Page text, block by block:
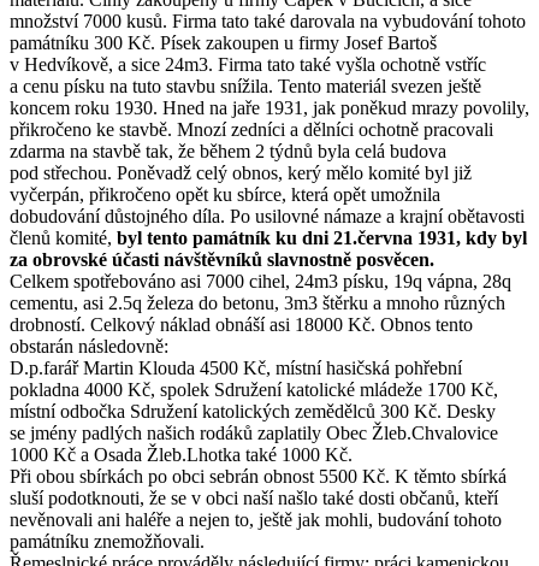
množství 7000 kusů. Firma tato také darovala na vybudování tohoto
památníku 300 Kč. Písek zakoupen u firmy Josef Bartoš
v Hedvíkově, a sice 24m3. Firma tato také vyšla ochotně vstříc
a cenu písku na tuto stavbu snížila. Tento materiál svezen ještě
koncem roku 1930. Hned na jaře 1931, jak poněkud mrazy povolily,
přikročeno ke stavbě. Mnozí zedníci a dělníci ochotně pracovali
zdarma na stavbě tak, že během 2 týdnů byla celá budova
pod střechou. Poněvadž celý obnos, kerý mělo komité byl již
vyčerpán, přikročeno opět ku sbírce, která opět umožnila
dobudování důstojného díla. Po usilovné námaze a krajní obětavosti
členů komité, byl tento památník ku dni 21.června 1931, kdy byl
za obrovské účasti návštěvníků slavnostně posvěcen.
Celkem spotřebováno asi 7000 cihel, 24m3 písku, 19q vápna, 28q
cementu, asi 2.5q železa do betonu, 3m3 štěrku a mnoho různých
drobností. Celkový náklad obnáší asi 18000 Kč. Obnos tento
obstarán následovně:
D.p.farář Martin Klouda 4500 Kč, místní hasičská pohřební
pokladna 4000 Kč, spolek Sdružení katolické mládeže 1700 Kč,
místní odbočka Sdružení katolických zemědělců 300 Kč. Desky
se jmény padlých našich rodáků zaplatily Obec Žleb.Chvalovice
1000 Kč a Osada Žleb.Lhotka také 1000 Kč.
Při obou sbírkách po obci sebrán obnost 5500 Kč. K těmto sbírká
sluší podotknouti, že se v obci naší našlo také dosti občanů, kteří
nevěnovali ani haléře a nejen to, ještě jak mohli, budování tohoto
památníku znemožňovali.